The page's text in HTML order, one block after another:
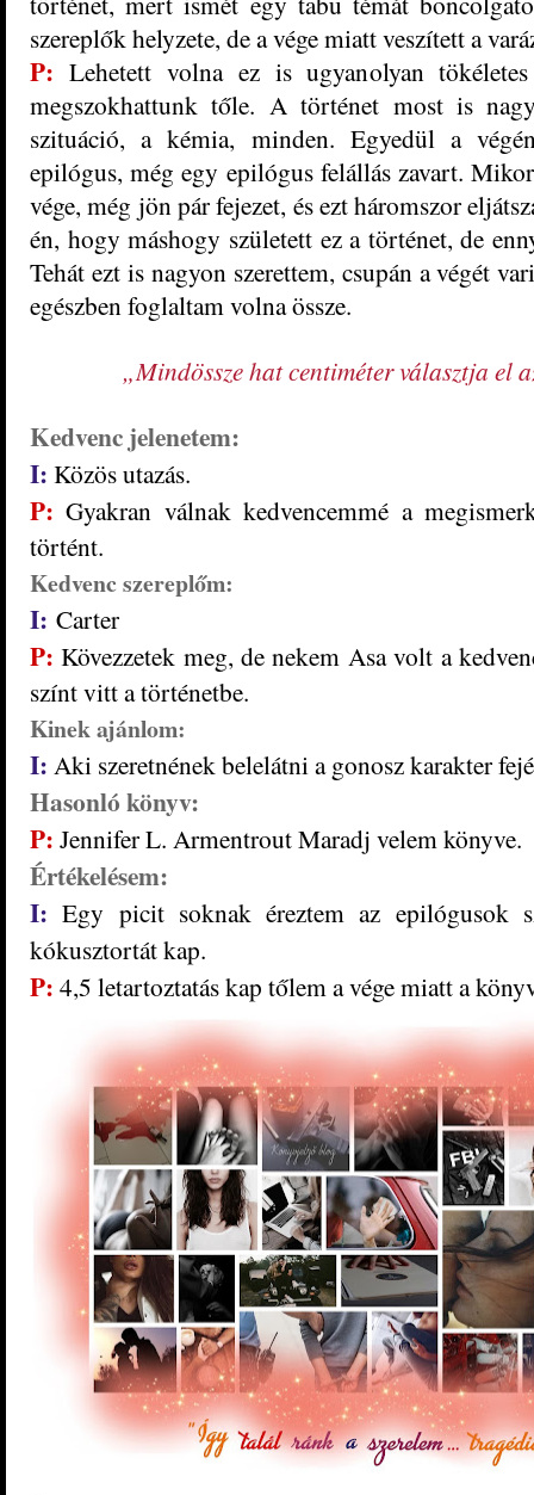
szereplők helyzete, de a vége miatt veszített a
P: Lehetett volna ez is ugyanolyan
megszokhattunk tőle. A történet most is
szituáció, a kémia, minden. Egyedül a
epilógus, még egy epilógus felállás zavart.
vége, még jön pár fejezet, és ezt háromszor
én, hogy máshogy született ez a történet, de
Tehát ezt is nagyon szerettem, csupán a végét
egészben foglaltam volna össze.
„Mindössze hat centiméter választja el
Kedvenc jelenetem:
I: Közös utazás.
P: Gyakran válnak kedvencemmé a
történt.
Kedvenc szereplőm:
I: Carter
P: Kövezzetek meg, de nekem Asa volt a
színt vitt a történetbe.
Kinek ajánlom:
I: Aki szeretnének belelátni a gonosz karakter
Hasonló könyv:
P: Jennifer L. Armentrout Maradj velem könyve.
Értékelésem:
I: Egy picit soknak éreztem az epilógusok
kókusztortát kap.
P: 4,5 letartoztatás kap tőlem a vége miatt a